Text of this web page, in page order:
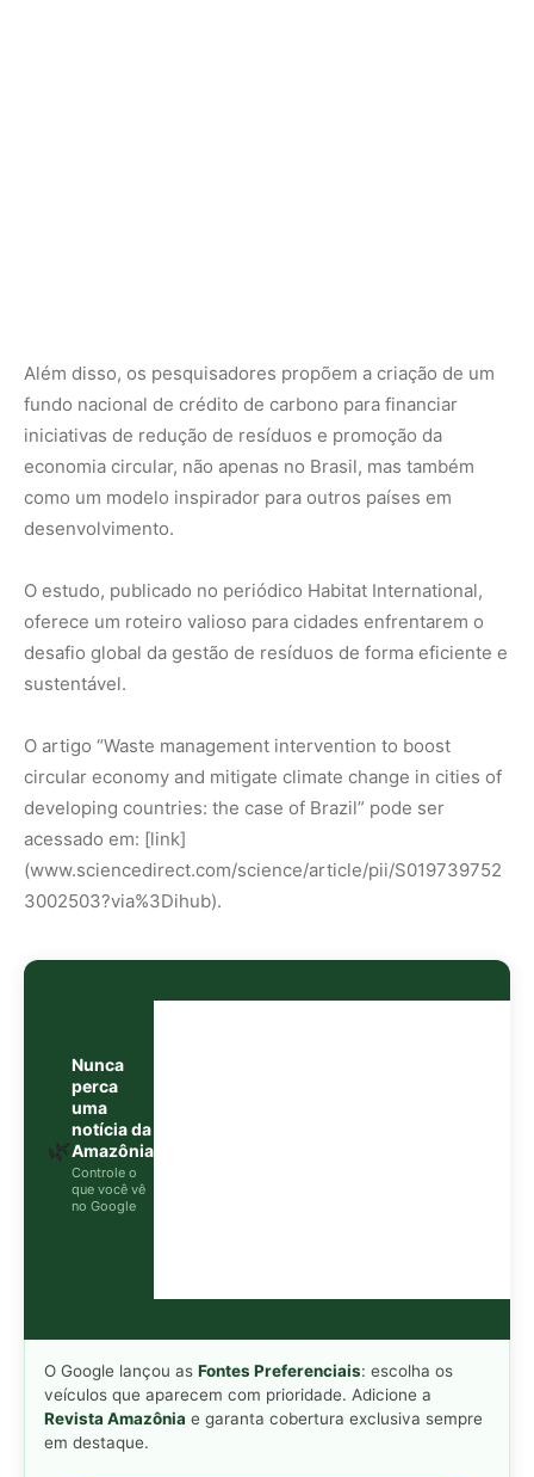
Além disso, os pesquisadores propõem a criação de um
fundo nacional de crédito de carbono para financiar
iniciativas de redução de resíduos e promoção da
economia circular, não apenas no Brasil, mas também
como um modelo inspirador para outros países em
desenvolvimento.
O estudo, publicado no periódico Habitat International,
oferece um roteiro valioso para cidades enfrentarem o
desafio global da gestão de resíduos de forma eficiente e
sustentável.
O artigo “Waste management intervention to boost
circular economy and mitigate climate change in cities of
developing countries: the case of Brazil” pode ser
acessado em: [link]
(www.sciencedirect.com/science/article/pii/S019739752
3002503?via%3Dihub).
🌿
Nunca
perca
uma
notícia da
Amazônia
Controle o
que você vê
no Google
O Google lançou as Fontes Preferenciais: escolha os
veículos que aparecem com prioridade. Adicione a
Revista Amazônia e garanta cobertura exclusiva sempre
em destaque.